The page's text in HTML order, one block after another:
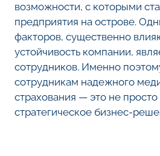
возможности, с которыми
предприятия на острове.
факторов, существенно
устойчивость компании,
сотрудников. Именно
сотрудникам надежного
страхования — это не
стратегическое бизнес-